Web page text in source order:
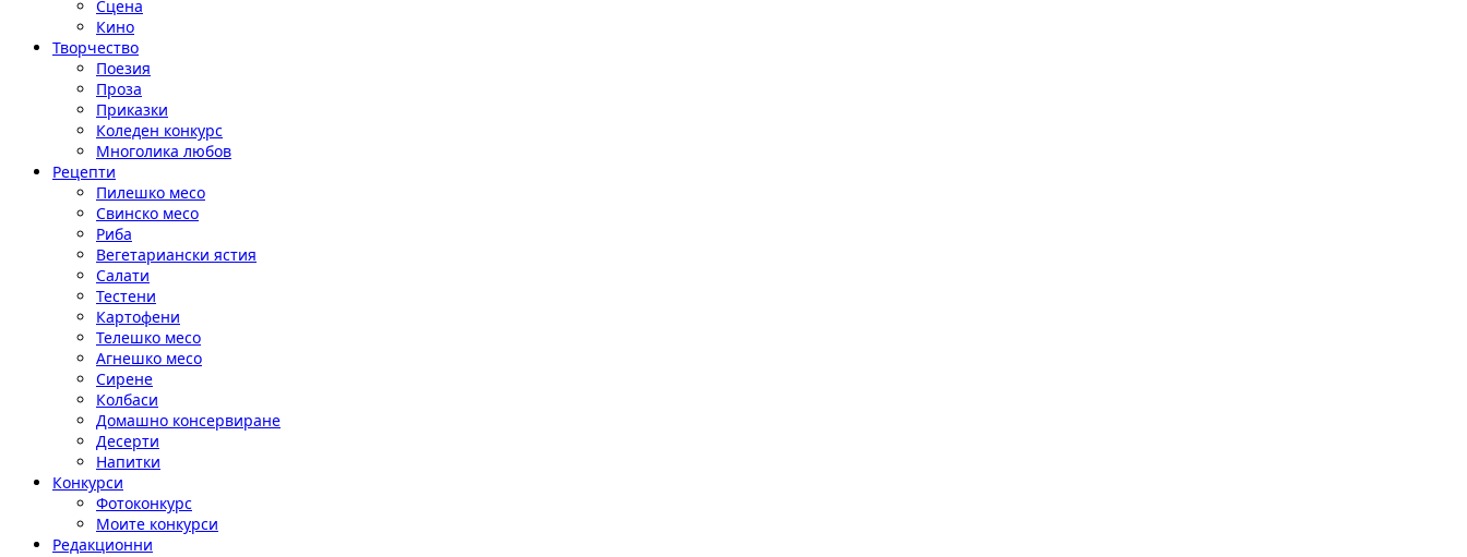
Сцена
Кино
Творчество
Поезия
Проза
Приказки
Коледен конкурс
Многолика любов
Рецепти
Пилешко месо
Свинско месо
Риба
Вегетариански ястия
Салати
Тестени
Картофени
Телешко месо
Агнешко месо
Сирене
Колбаси
Домашно консервиране
Десерти
Напитки
Конкурси
Фотоконкурс
Моите конкурси
Редакционни